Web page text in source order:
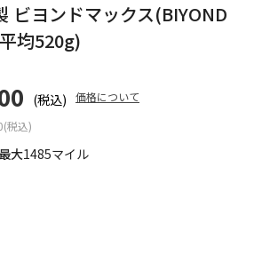
大1485マイル
ビヨンドマックス(BIYOND
均520g)
税込)
(税込) 価格について